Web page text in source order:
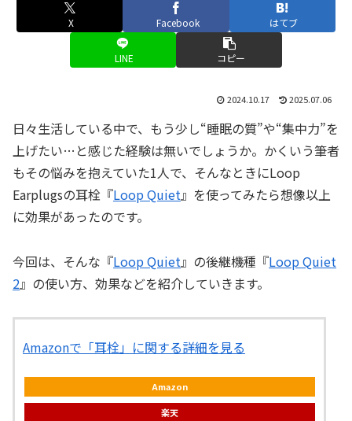
X Facebook はてブ
LINE コピー
2024.10.17 2025.07.06
日々生活している中で、もう少し“睡眠の質”や“集中力”を
上げたい…と感じた経験は無いでしょうか。かくいう筆者
もその悩みを抱えていた1人で、そんなときにLoop
Earplugsの耳栓『Loop Quiet』を使ってみたら想像以上
に効果があったのです。
今回は、そんな『Loop Quiet』の後継機種『Loop Quiet
2』の使い方、効果などを紹介していきます。
Amazonで「耳栓」に関する詳細を見る
Amazon
楽天